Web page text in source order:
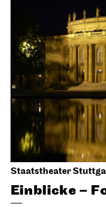
Staatsoper Stuttgart
Libretti lesen
19.04.2027
19:00 - 20:30